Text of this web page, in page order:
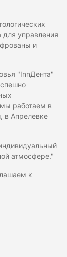
для управления
и
"InnДента"
мы работаем в
в Апрелевке
атмосфере."
к